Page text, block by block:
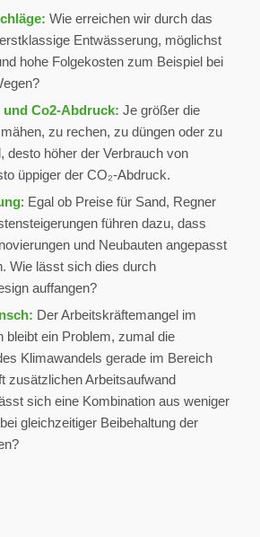
Wie erreichen wir durch das
Entwässerung, möglichst
hohe Folgekosten zum Beispiel bei
und Co2-Abdruck: Je größer die
zu rechen, zu düngen oder zu
desto höher der Verbrauch von
üppiger der CO₂-Abdruck.
: Egal ob Preise für Sand, Regner
führen dazu, dass
und Neubauten angepasst
Wie lässt sich dies durch
auffangen?
Der Arbeitskräftemangel im
bleibt ein Problem, zumal die
Klimawandels gerade im Bereich
zusätzlichen Arbeitsaufwand
sich eine Kombination aus weniger
gleichzeitiger Beibehaltung der